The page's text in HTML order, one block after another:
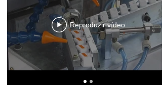
Reproduzir vídeo